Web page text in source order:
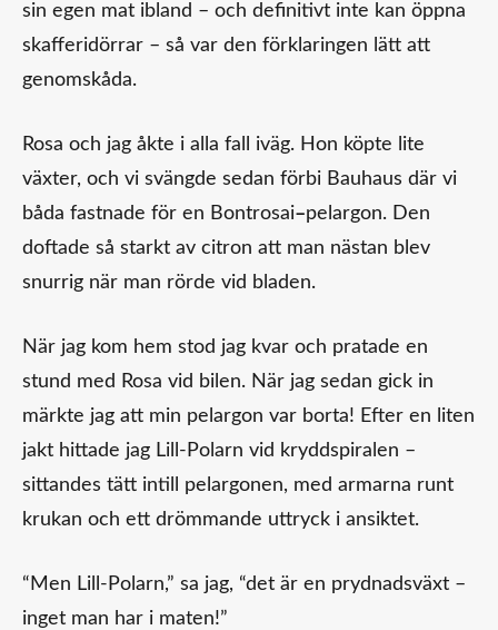
sin egen mat ibland – och definitivt inte kan öppna
skafferidörrar – så var den förklaringen lätt att
genomskåda.
Rosa och jag åkte i alla fall iväg. Hon köpte lite
växter, och vi svängde sedan förbi Bauhaus där vi
båda fastnade för en Bontrosai–pelargon. Den
doftade så starkt av citron att man nästan blev
snurrig när man rörde vid bladen.
När jag kom hem stod jag kvar och pratade en
stund med Rosa vid bilen. När jag sedan gick in
märkte jag att min pelargon var borta! Efter en liten
jakt hittade jag Lill-Polarn vid kryddspiralen –
sittandes tätt intill pelargonen, med armarna runt
krukan och ett drömmande uttryck i ansiktet.
“Men Lill-Polarn,” sa jag, “det är en prydnadsväxt –
inget man har i maten!”